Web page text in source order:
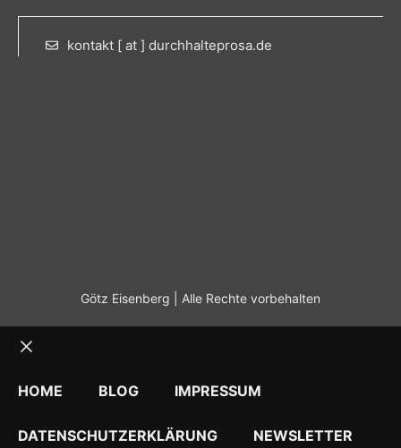
kontakt [ at ] durchhalteprosa.de
Götz Eisenberg | Alle Rechte vorbehalten
HOME
BLOG IMPRESSUM
DATENSCHUTZERKLÄRUNG NEWSLETTER